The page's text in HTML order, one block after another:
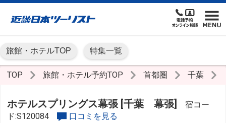
旅館・ホテルTOP 特集一覧
TOP 旅館・ホテル予約TOP 首都圏 千葉
ホテルスプリングス幕張 [千葉 幕張]
宿コー
ド:S120084
口コミを見る